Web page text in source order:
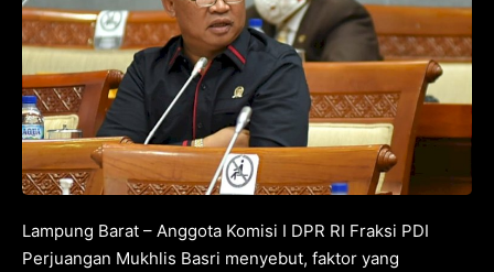
Lampung Barat – Anggota Komisi I DPR RI Fraksi PDI
Perjuangan Mukhlis Basri menyebut, faktor yang